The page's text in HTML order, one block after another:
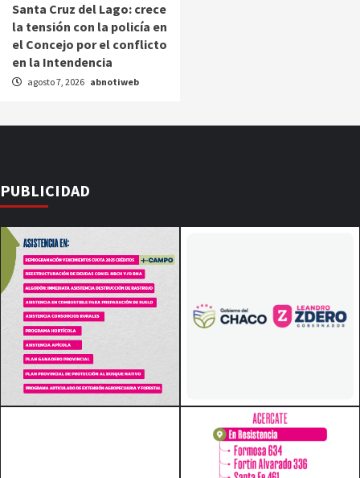
Santa Cruz del Lago: crece
la tensión con la policía en
el Concejo por el conflicto
en la Intendencia
agosto 7, 2026 abnotiweb
PUBLICIDAD